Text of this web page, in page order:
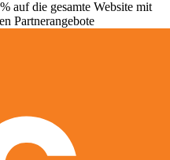
auf die gesamte Website mit
Partnerangebote